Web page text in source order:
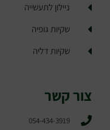
ניילון לתעשייה
שקיות גופיה
שקיות דליה
צור קשר
054-434-3919